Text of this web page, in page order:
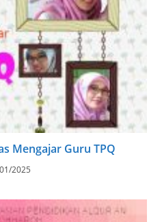
Mengajar Guru TPQ
2025